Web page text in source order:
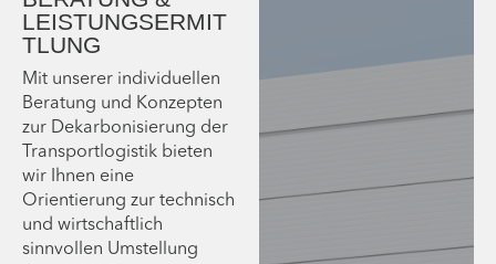
LEISTUNGSERMIT
TLUNG
Mit unserer individuellen
Beratung und Konzepten
zur Dekarbonisierung der
Transportlogistik bieten
wir Ihnen eine
Orientierung zur technisch
und wirtschaftlich
sinnvollen Umstellung